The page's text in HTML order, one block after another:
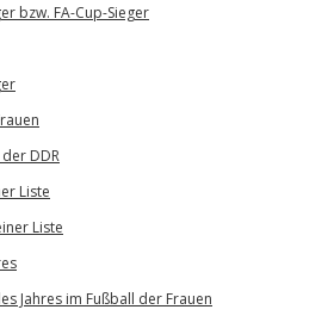
bzw. FA-Cup-Sieger
DDR
Liste
Liste
Jahres im Fußball der Frauen